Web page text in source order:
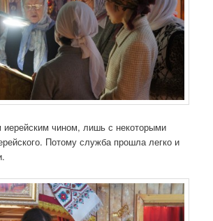
чином, лишь с некоторыми
Потому служба прошла легко и